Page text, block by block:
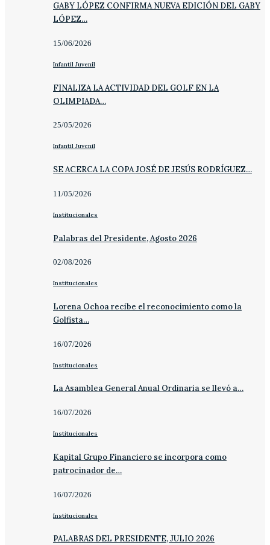
GABY LÓPEZ CONFIRMA NUEVA EDICIÓN DEL GABY
LÓPEZ…
15/06/2026
Infantil Juvenil
FINALIZA LA ACTIVIDAD DEL GOLF EN LA
OLIMPIADA…
25/05/2026
Infantil Juvenil
SE ACERCA LA COPA JOSÉ DE JESÚS RODRÍGUEZ…
11/05/2026
Institucionales
Palabras del Presidente, Agosto 2026
02/08/2026
Institucionales
Lorena Ochoa recibe el reconocimiento como la
Golfista…
16/07/2026
Institucionales
La Asamblea General Anual Ordinaria se llevó a…
16/07/2026
Institucionales
Kapital Grupo Financiero se incorpora como
patrocinador de…
16/07/2026
Institucionales
PALABRAS DEL PRESIDENTE, JULIO 2026